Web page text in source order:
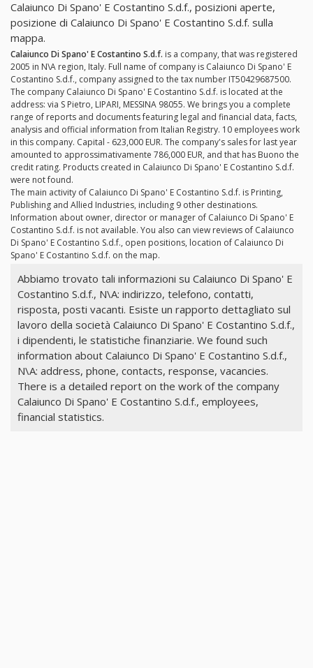
Calaiunco Di Spano' E Costantino S.d.f., posizioni aperte,
posizione di Calaiunco Di Spano' E Costantino S.d.f. sulla
mappa.
Calaiunco Di Spano' E Costantino S.d.f. is a company, that was registered
2005 in N\A region, Italy. Full name of company is Calaiunco Di Spano' E
Costantino S.d.f., company assigned to the tax number IT50429687500.
The company Calaiunco Di Spano' E Costantino S.d.f. is located at the
address: via S Pietro, LIPARI, MESSINA 98055. We brings you a complete
range of reports and documents featuring legal and financial data, facts,
analysis and official information from Italian Registry. 10 employees work
in this company. Capital - 623,000 EUR. The company's sales for last year
amounted to approssimativamente 786,000 EUR, and that has Buono the
credit rating. Products created in Calaiunco Di Spano' E Costantino S.d.f.
were not found.
The main activity of Calaiunco Di Spano' E Costantino S.d.f. is Printing,
Publishing and Allied Industries, including 9 other destinations.
Information about owner, director or manager of Calaiunco Di Spano' E
Costantino S.d.f. is not available. You also can view reviews of Calaiunco
Di Spano' E Costantino S.d.f., open positions, location of Calaiunco Di
Spano' E Costantino S.d.f. on the map.
Abbiamo trovato tali informazioni su Calaiunco Di Spano' E
Costantino S.d.f., N\A: indirizzo, telefono, contatti,
risposta, posti vacanti. Esiste un rapporto dettagliato sul
lavoro della società Calaiunco Di Spano' E Costantino S.d.f.,
i dipendenti, le statistiche finanziarie. We found such
information about Calaiunco Di Spano' E Costantino S.d.f.,
N\A: address, phone, contacts, response, vacancies.
There is a detailed report on the work of the company
Calaiunco Di Spano' E Costantino S.d.f., employees,
financial statistics.